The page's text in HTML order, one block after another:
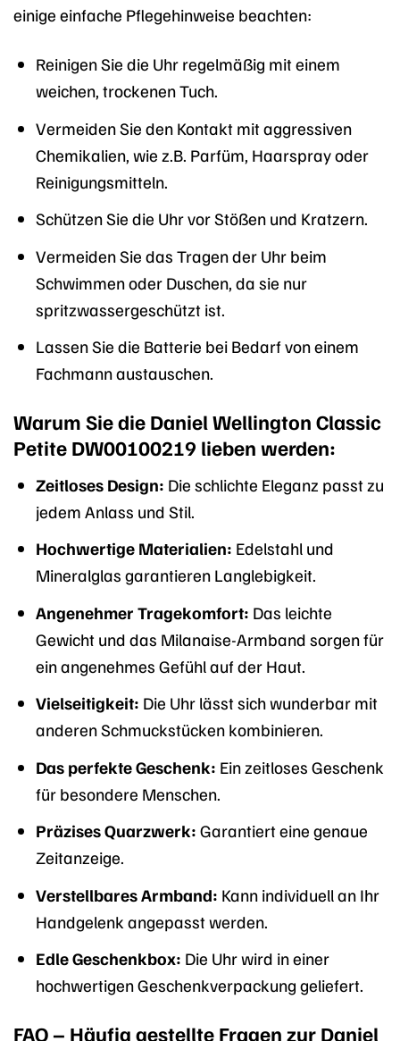
einige einfache Pflegehinweise beachten:
Reinigen Sie die Uhr regelmäßig mit einem
weichen, trockenen Tuch.
Vermeiden Sie den Kontakt mit aggressiven
Chemikalien, wie z.B. Parfüm, Haarspray oder
Reinigungsmitteln.
Schützen Sie die Uhr vor Stößen und Kratzern.
Vermeiden Sie das Tragen der Uhr beim
Schwimmen oder Duschen, da sie nur
spritzwassergeschützt ist.
Lassen Sie die Batterie bei Bedarf von einem
Fachmann austauschen.
Warum Sie die Daniel Wellington Classic
Petite DW00100219 lieben werden:
Zeitloses Design: Die schlichte Eleganz passt zu
jedem Anlass und Stil.
Hochwertige Materialien: Edelstahl und
Mineralglas garantieren Langlebigkeit.
Angenehmer Tragekomfort: Das leichte
Gewicht und das Milanaise-Armband sorgen für
ein angenehmes Gefühl auf der Haut.
Vielseitigkeit: Die Uhr lässt sich wunderbar mit
anderen Schmuckstücken kombinieren.
Das perfekte Geschenk: Ein zeitloses Geschenk
für besondere Menschen.
Präzises Quarzwerk: Garantiert eine genaue
Zeitanzeige.
Verstellbares Armband: Kann individuell an Ihr
Handgelenk angepasst werden.
Edle Geschenkbox: Die Uhr wird in einer
hochwertigen Geschenkverpackung geliefert.
FAQ – Häufig gestellte Fragen zur Daniel